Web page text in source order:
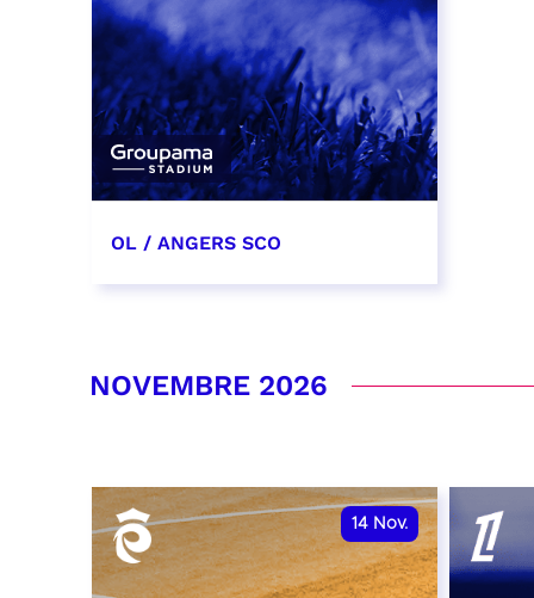
OL / ANGERS SCO
RÉSERVER
NOVEMBRE 2026
14 Nov.